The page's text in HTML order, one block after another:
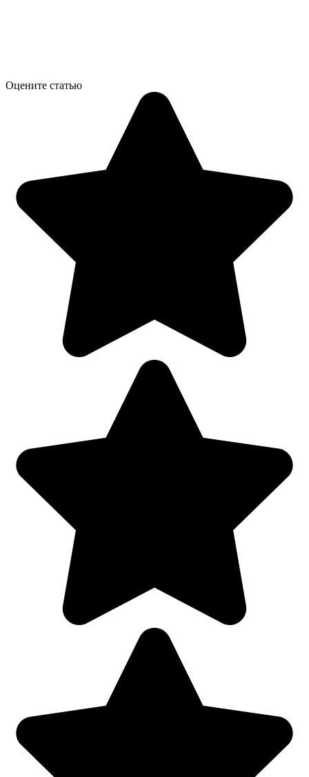
Оцените статью